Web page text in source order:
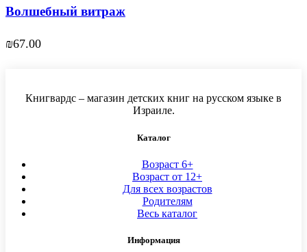
Волшебный витраж
₪67.00
Книгвардс – магазин детских книг на русском языке в
Израиле.
Каталог
Возраст 6+
Возраст от 12+
Для всех возрастов
Родителям
Весь каталог
Информация